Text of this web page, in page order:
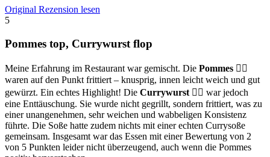
Original Rezension lesen
5
Pommes top, Currywurst flop
Meine Erfahrung im Restaurant war gemischt. Die Pommes 👍🏻
waren auf den Punkt frittiert – knusprig, innen leicht weich und gut
gewürzt. Ein echtes Highlight! Die Currywurst 👎🏻 war jedoch
eine Enttäuschung. Sie wurde nicht gegrillt, sondern frittiert, was zu
einer unangenehmen, sehr weichen und wabbeligen Konsistenz
führte. Die Soße hatte zudem nichts mit einer echten Currysoße
gemeinsam. Insgesamt war das Essen mit einer Bewertung von 2
von 5 Punkten leider nicht überzeugend, auch wenn die Pommes